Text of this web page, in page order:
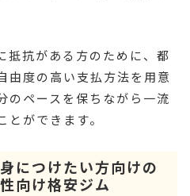
抵抗がある方のために、都
由度の高い支払方法を用意
のペースを保ちながら一流
ができます。
につけたい方向けの
向け格安ジム